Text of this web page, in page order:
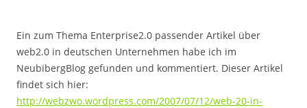
Ein zum Thema Enterprise2.0 passender Artikel über
web2.0 in deutschen Unternehmen habe ich im
NeubibergBlog gefunden und kommentiert. Dieser Artikel
findet sich hier:
http://webzwo.wordpress.com/2007/07/12/web-20-in-